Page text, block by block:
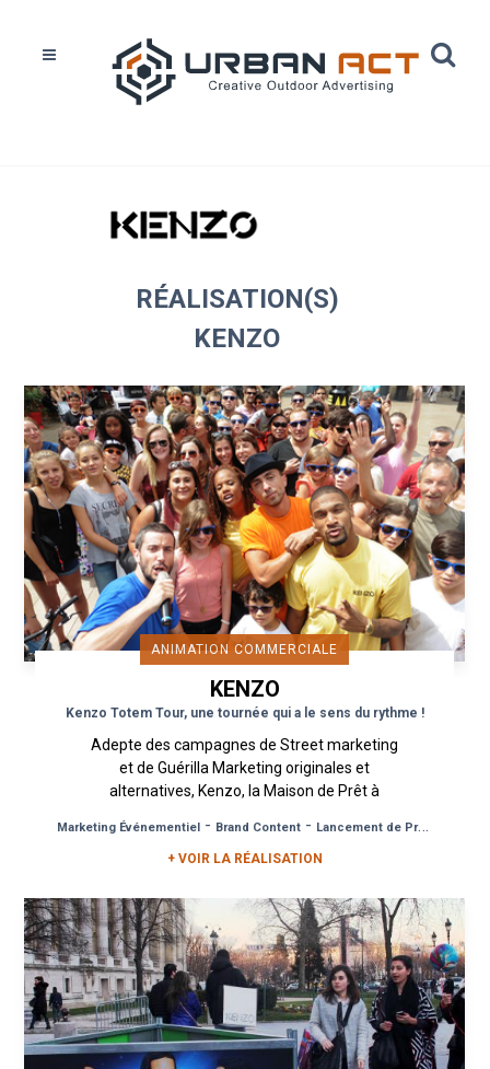
RÉALISATION(S)
KENZO
ANIMATION COMMERCIALE
KENZO
Kenzo Totem Tour, une tournée qui a le sens du rythme !
Adepte des campagnes de Street marketing
et de Guérilla Marketing originales et
alternatives, Kenzo, la Maison de Prêt à
Marketing Événementiel - Brand Content - Lancement de Produit
+ VOIR LA RÉALISATION